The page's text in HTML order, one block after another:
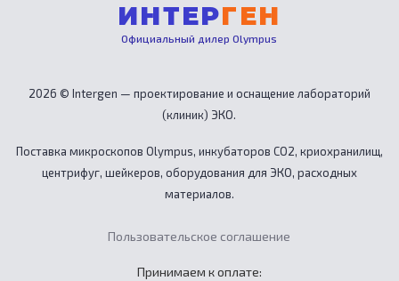
ИНТЕРГЕН
Официальный дилер Olympus
2026 © Intergen — проектирование и оснащение лабораторий
(клиник) ЭКО.
Поставка микроскопов Olympus, инкубаторов CO2, криохранилищ,
центрифуг, шейкеров, оборудования для ЭКО, расходных
материалов.
Пользовательское соглашение
Принимаем к оплате: